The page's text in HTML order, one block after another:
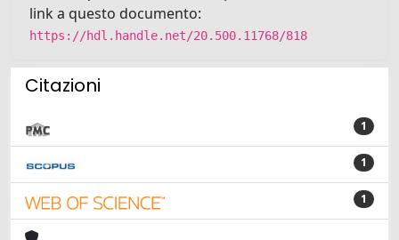
link a questo documento:
https://hdl.handle.net/20.500.11768/818
Citazioni
1
1
1